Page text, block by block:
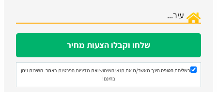
בשליחת הטופס הינך מאשר/ת את תנאי השימושואת מדיניות הפרטיות באתר. השירות ניתן
בחינם!